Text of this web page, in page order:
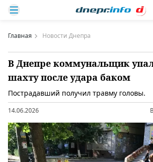
Главная Новости Днепра
В Днепре коммунальщик
шахту после удара баком
Пострадавший получил травму головы.
14.06.2026